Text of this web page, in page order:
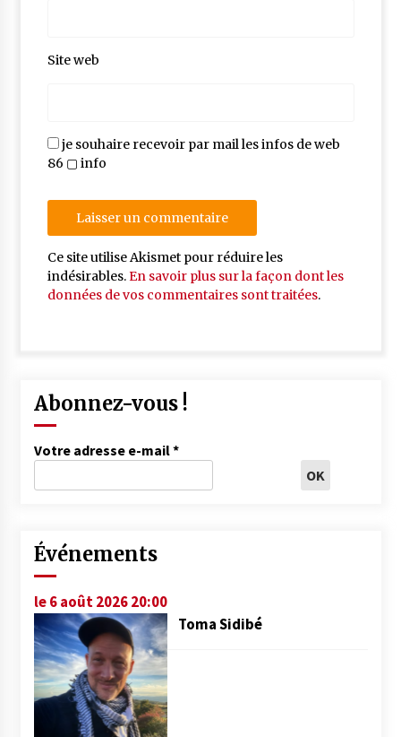
Site web
je souhaire recevoir par mail les infos de web
86 ▢ info
Ce site utilise Akismet pour réduire les
indésirables.En savoir plus sur la façon dont les
données de vos commentaires sont traitées.
Abonnez-vous !
Votre adresse e-mail*
Événements
le 6 août 2026 20:00
Toma Sidibé